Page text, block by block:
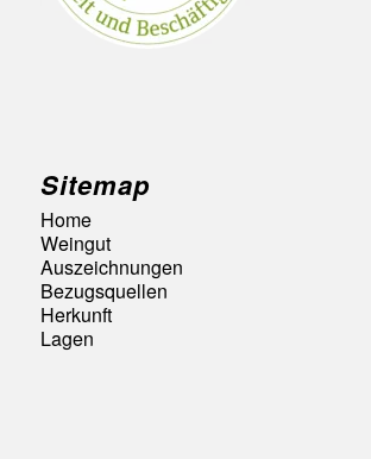
Sitemap
Home
Weingut
Auszeichnungen
Bezugsquellen
Herkunft
Lagen